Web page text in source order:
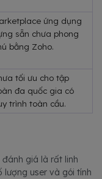
ứng dụng
sẵn chưa phong
bằng Zoho.
tối ưu cho tập
đa quốc gia có
trình toàn cầu.
giá là rất linh
lượng user và gói tính